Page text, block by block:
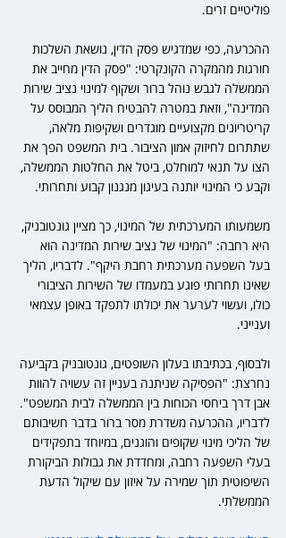
פוליטיים זרים.
ההכרעה, כפי שמדגיש פסק הדין, נושאת השלכות
חורגות מהמקרה הקונקרטי: "פסק הדין מחייב את
הממשלה לגבש נוהל ברור ושקוף למינוי נציב שירות
המדינה", וזאת במטרה להבטיח הליך המבוסס על
קריטריונים מקצועיים מוגדרים ושקיפות מלאה,
שתתרום לחיזוק אמון הציבור. בית המשפט הפך את
הצו על תנאי למוחלט, ביטל את החלטות הממשלה,
וקבע כי המינוי יותנה בעיגון מנגנון קבוע ותחרותי.
משמעותו המערכתית של המינוי, כך מציין גונטובניק,
היא רחבה: "המינוי של נציב שירות המדינה הוא
בעל השפעה מערכתית רחבת היקף". לדבריו, הליך
שאינו תחרותי פוגע במעמדו של השירות הציבורי
כולו, ועשוי לערער את יכולתו לתפקד באופן עצמאי
וענייני.
ולבסוף, בכתיבתו בעלון השופטים, גונטובניק בקביעה
נחרצת: "הפסיקה שניתנה בעניין זה עשויה להוות
אבן דרך ביחסי הכוחות בין הממשלה לבית המשפט".
לדבריו, ההכרעה משדרת מסר ברור בדבר חשיבותם
של הליכי מינוי שקופים והוגנים, במיוחד בתפקידים
בעלי השפעה רחבה, ומחדדת את גבולות הביקורת
השיפוטית תוך שמירה על איזון עם שיקול הדעת
הממשלתי.